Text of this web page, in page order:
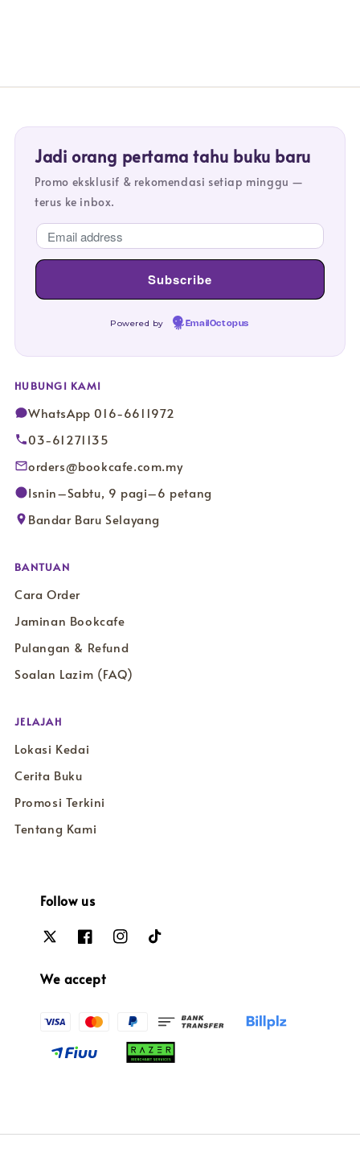
Jadi orang pertama tahu buku baru
Promo eksklusif & rekomendasi setiap minggu —
terus ke inbox.
Powered by EmailOctopus
HUBUNGI KAMI
WhatsApp 016-6611972
03-61271135
orders@bookcafe.com.my
Isnin–Sabtu, 9 pagi–6 petang
Bandar Baru Selayang
BANTUAN
Cara Order
Jaminan Bookcafe
Pulangan & Refund
Soalan Lazim (FAQ)
JELAJAH
Lokasi Kedai
Cerita Buku
Promosi Terkini
Tentang Kami
Follow us
We accept